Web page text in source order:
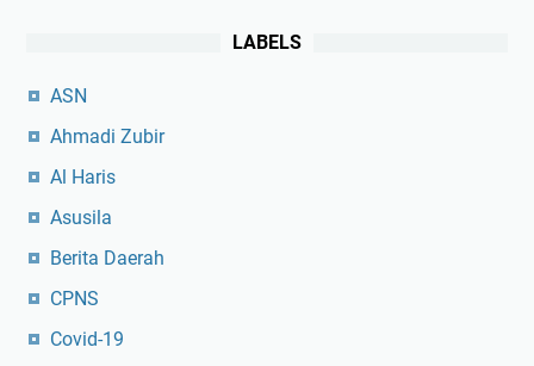
LABELS
ASN
Ahmadi Zubir
Al Haris
Asusila
Berita Daerah
CPNS
Covid-19